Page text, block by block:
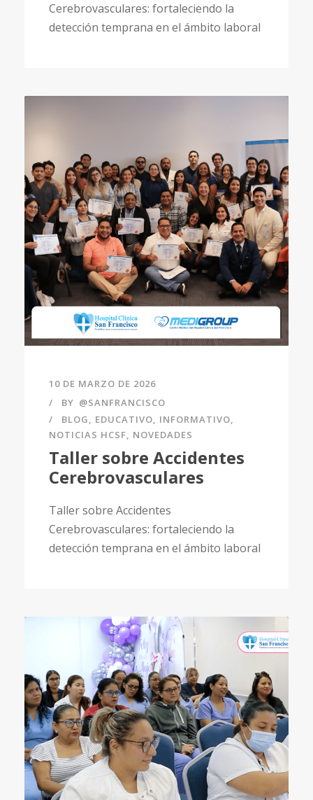
Cerebrovasculares: fortaleciendo la
detección temprana en el ámbito laboral
10 DE MARZO DE 2026
BY @SANFRANCISCO
BLOG
EDUCATIVO INFORMATIVO
NOTICIAS HCSF
NOVEDADES
Taller sobre Accidentes
Cerebrovasculares
Taller sobre Accidentes
Cerebrovasculares: fortaleciendo la
detección temprana en el ámbito laboral